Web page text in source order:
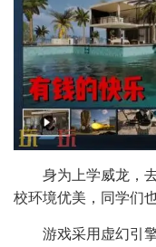
身为上学威龙，
校环境优美，同学们
游戏采用虚幻引